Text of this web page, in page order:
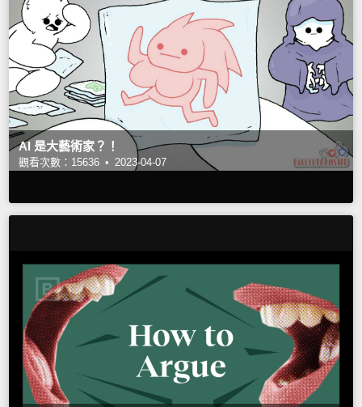
AI 是大藝術家？！
觀看次數：15636 • 2023-04-07